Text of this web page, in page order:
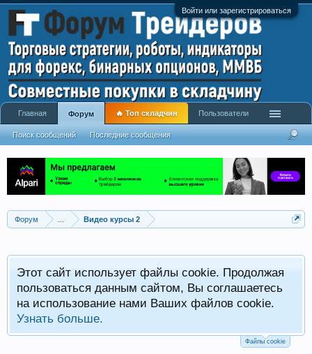
Войти или зарегистрироваться
Форум Видео курсы 2
Этот сайт использует файлы cookie. Продолжая
пользоваться данным сайтом, Вы соглашаетесь
на использование нами Ваших файлов cookie.
Узнать больше.
Файлы cookie
Главная Форум
Поиск сообщений Последние сообщения
🔥 Топ складчин Пользователи